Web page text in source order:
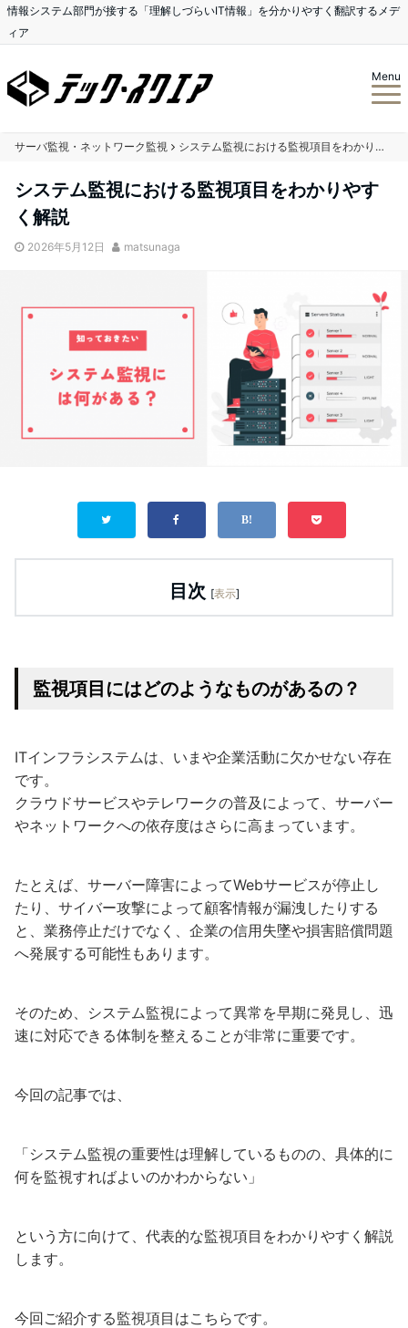
情報システム部門が接する「理解しづらいIT情報」を分かりやすく翻訳するメデ
ィア
Menu
サーバ監視・ネットワーク監視 システム監視における監視項目をわかりやすく解説
システム監視における監視項目をわかりやす
く解説
2026年5月12日 matsunaga
目次 [表示]
監視項目にはどのようなものがあるの？
ITインフラシステムは、いまや企業活動に欠かせない存在
です。
クラウドサービスやテレワークの普及によって、サーバー
やネットワークへの依存度はさらに高まっています。
たとえば、サーバー障害によってWebサービスが停止し
たり、サイバー攻撃によって顧客情報が漏洩したりする
と、業務停止だけでなく、企業の信用失墜や損害賠償問題
へ発展する可能性もあります。
そのため、システム監視によって異常を早期に発見し、迅
速に対応できる体制を整えることが非常に重要です。
今回の記事では、
「システム監視の重要性は理解しているものの、具体的に
何を監視すればよいのかわからない」
という方に向けて、代表的な監視項目をわかりやすく解説
します。
今回ご紹介する監視項目はこちらです。